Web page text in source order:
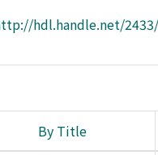
hdl.handle.net/
By Title